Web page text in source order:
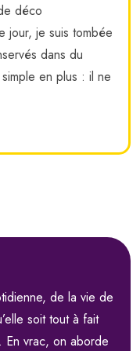
déco
jour, je suis tombée
dans du
en plus : il ne
de la vie de
soit tout à fait
En vrac, on aborde